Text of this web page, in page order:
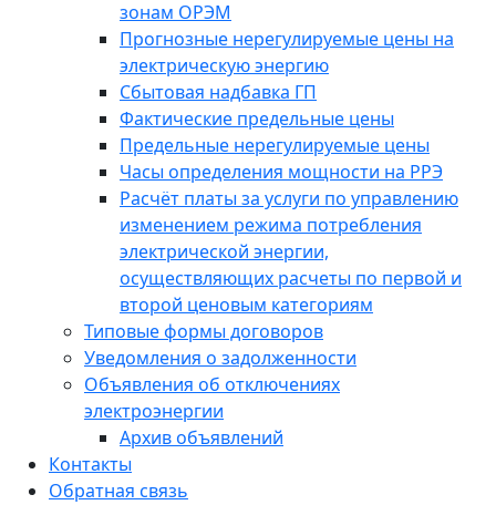
зонам ОРЭМ
Прогнозные нерегулируемые цены на
электрическую энергию
Сбытовая надбавка ГП
Фактические предельные цены
Предельные нерегулируемые цены
Часы определения мощности на РРЭ
Расчёт платы за услуги по управлению
изменением режима потребления
электрической энергии,
осуществляющих расчеты по первой и
второй ценовым категориям
Типовые формы договоров
Уведомления о задолженности
Объявления об отключениях
электроэнергии
Архив объявлений
Контакты
Обратная связь